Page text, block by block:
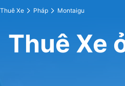
Thuê Xe Pháp Montaigu
Thuê Xe